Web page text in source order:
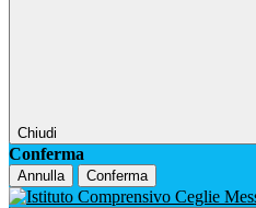
Chiudi
Conferma
Annulla Conferma